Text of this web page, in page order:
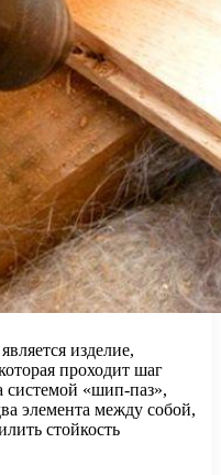
изделие,
проходит шаг
системой «шип-паз»,
элемента между собой,
стойкость